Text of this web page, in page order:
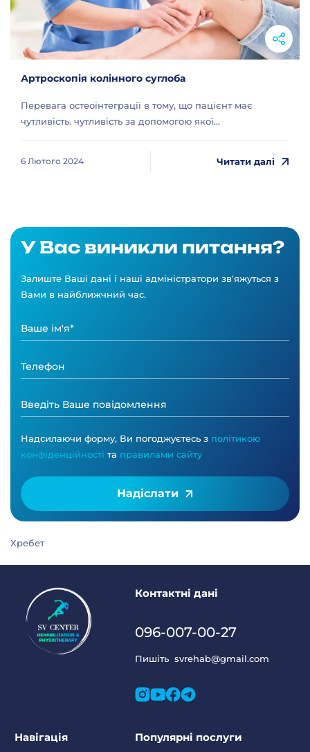
Артроскопія колінного суглоба
Перевага остеоінтеграції в тому, що пацієнт має
чутливість. чутливість за допомогою якої...
6 Лютого 2024 Читати далі
У Вас виникли питання?
Залиште Ваші дані і наші адміністратори зв'яжуться з
Вами в найближчний час.
Надсилаючи форму, Ви погоджуєтесь з політикою
конфіденційності та правилами сайту
Надіслати
Хребет
Навігація Популярні послуги
Контактні дані
096-007-00-27
Пишітьsvrehab@gmail.com